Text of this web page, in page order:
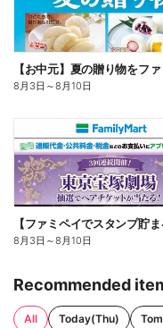
【お中元】夏の贈り物をフ
8月3日 ～8月10日
8月3日 ～8月10日
Recommended
All Today(Thu)